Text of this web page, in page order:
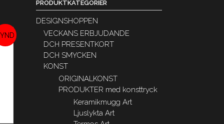
PRODUKTKATEGORIER
DESIGNSHOPPEN
VECKANS ERBJUDANDE
DCH PRESENTKORT
DCH SMYCKEN
KONST
ORIGINALKONST
PRODUKTER med konsttryck
Keramikmugg Art
Ljuslykta Art